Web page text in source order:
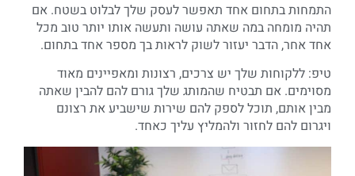
התמחות בתחום אחד תאפשר לעסק שלך לבלוט בשטח. אם
תהיה מומחה במה שאתה עושה ותעשה אותו יותר טוב מכל
אחד אחר, הדבר יעזור לשוק לראות בך מספר אחד בתחום.
טיפ: ללקוחות שלך יש צרכים, רצונות ומאפיינים מאוד
מסוימים. אם תבטיח שהמותג שלך גורם להם להבין שאתה
מבין אותם, תוכל לספק להם שירות שישביע את רצונם
ויגרום להם לחזור ולהמליץ עליך כאחד.